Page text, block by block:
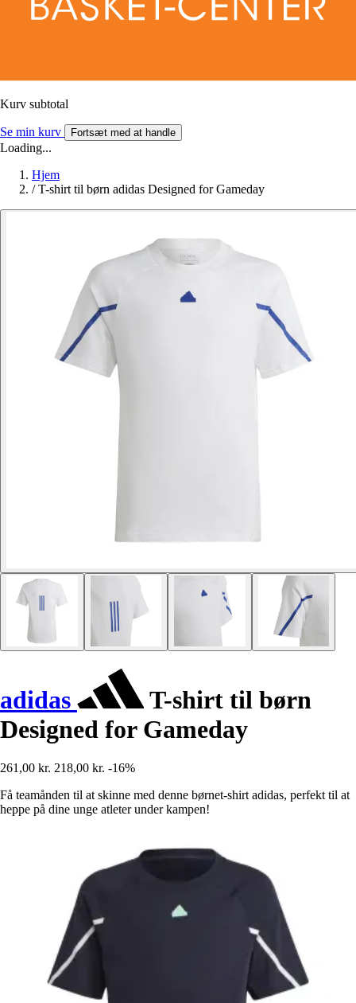
Kurv subtotal
Se min kurv Fortsæt med at handle
Loading...
Hjem
/ T-shirt til børn adidas Designed for Gameday
adidas
T-shirt til børn
Designed for Gameday
261,00 kr. 218,00 kr. -16%
Få teamånden til at skinne med denne børnet-shirt adidas, perfekt til at
heppe på dine unge atleter under kampen!